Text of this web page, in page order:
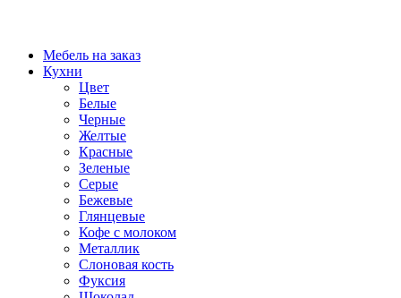
Мебель на заказ
Кухни
Цвет
Белые
Черные
Желтые
Красные
Зеленые
Серые
Бежевые
Глянцевые
Кофе с молоком
Металлик
Слоновая кость
Фуксия